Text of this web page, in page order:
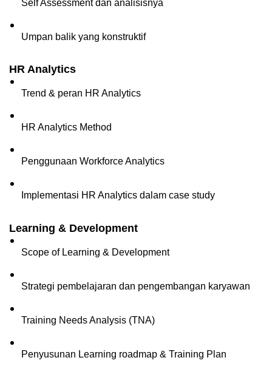
Self Assessment dan analisisnya
Umpan balik yang konstruktif
HR Analytics
Trend & peran HR Analytics
HR Analytics Method
Penggunaan Workforce Analytics
Implementasi HR Analytics dalam case study
Learning & Development
Scope of Learning & Development
Strategi pembelajaran dan pengembangan karyawan
Training Needs Analysis (TNA)
Penyusunan Learning roadmap & Training Plan